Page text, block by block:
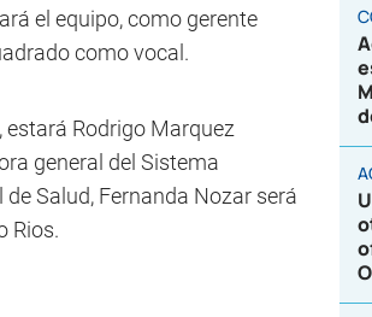
el equipo, como gerente
como vocal.
estará Rodrigo Marquez
general del Sistema
Salud, Fernanda Nozar será
Rios.